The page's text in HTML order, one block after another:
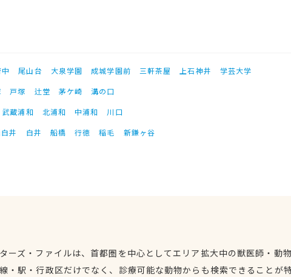
尾山台 大泉学園 成城学園前 三軒茶屋 上石神井
学芸大学
戸塚 辻堂 茅ケ崎
溝の口
武蔵浦和 北浦和 中浦和
川口
井 白井 船橋 行徳 稲毛 新鎌ヶ谷
ーズ・ファイルは、首都圏を中心としてエリア拡大中の獣医師・動
・駅・行政区だけでなく、診療可能な動物からも検索できることが